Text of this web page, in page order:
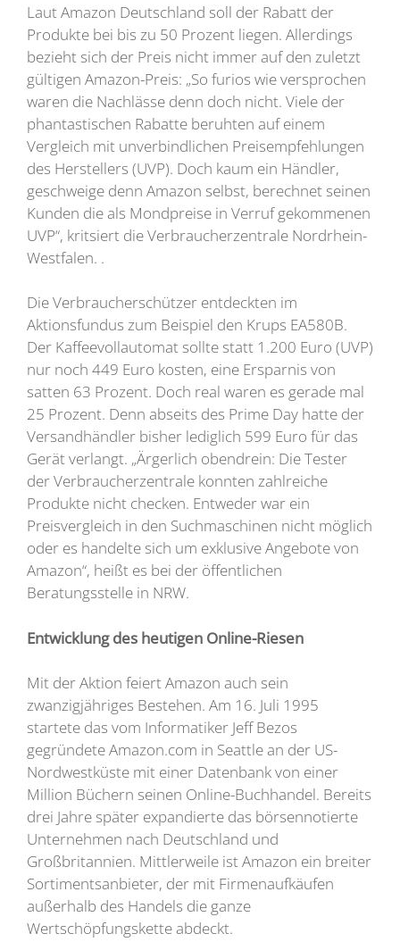
Laut Amazon Deutschland soll der Rabatt der
Produkte bei bis zu 50 Prozent liegen. Allerdings
bezieht sich der Preis nicht immer auf den zuletzt
gültigen Amazon-Preis: „So furios wie versprochen
waren die Nachlässe denn doch nicht. Viele der
phantastischen Rabatte beruhten auf einem
Vergleich mit unverbindlichen Preisempfehlungen
des Herstellers (UVP). Doch kaum ein Händler,
geschweige denn Amazon selbst, berechnet seinen
Kunden die als Mondpreise in Verruf gekommenen
UVP“, kritsiert die Verbraucherzentrale Nordrhein-
Westfalen. .
Die Verbraucherschützer entdeckten im
Aktionsfundus zum Beispiel den Krups EA580B.
Der Kaffeevollautomat sollte statt 1.200 Euro (UVP)
nur noch 449 Euro kosten, eine Ersparnis von
satten 63 Prozent. Doch real waren es gerade mal
25 Prozent. Denn abseits des Prime Day hatte der
Versandhändler bisher lediglich 599 Euro für das
Gerät verlangt. „Ärgerlich obendrein: Die Tester
der Verbraucherzentrale konnten zahlreiche
Produkte nicht checken. Entweder war ein
Preisvergleich in den Suchmaschinen nicht möglich
oder es handelte sich um exklusive Angebote von
Amazon“, heißt es bei der öffentlichen
Beratungsstelle in NRW.
Entwicklung des heutigen Online-Riesen
Mit der Aktion feiert Amazon auch sein
zwanzigjähriges Bestehen. Am 16. Juli 1995
startete das vom Informatiker Jeff Bezos
gegründete Amazon.com in Seattle an der US-
Nordwestküste mit einer Datenbank von einer
Million Büchern seinen Online-Buchhandel. Bereits
drei Jahre später expandierte das börsennotierte
Unternehmen nach Deutschland und
Großbritannien. Mittlerweile ist Amazon ein breiter
Sortimentsanbieter, der mit Firmenaufkäufen
außerhalb des Handels die ganze
Wertschöpfungskette abdeckt.